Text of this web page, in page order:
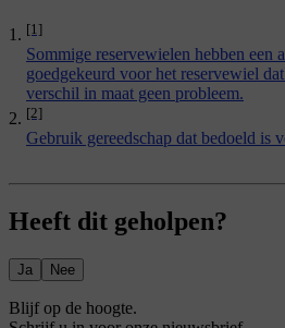
[1]
Sommige reservewielen hebben een
goedgekeurd voor het reservewiel
verschil in maat geen probleem.
[2]
Gebruik gereedschap dat bedoeld is
Heeft dit geholpen?
Ja Nee